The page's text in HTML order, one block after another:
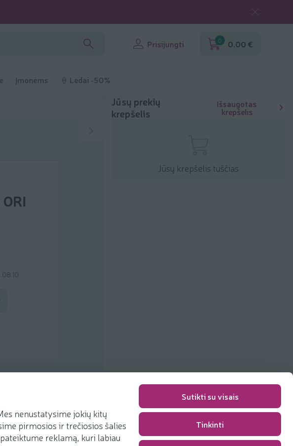
nenustatysime jokių kitų
pirmosios ir trečiosios šalies
reklamą, kuri labiau
Sutikti su visais
Tinkinti
Prisijungti 0 0,00 €
Įmonėms 🍦 Ledai -50%
Jūsų prekių
krepšelis
Išsaugotas
krepšelis
Jūsų krepšelis tuščias
Pakavimo mokestis 0,00 €